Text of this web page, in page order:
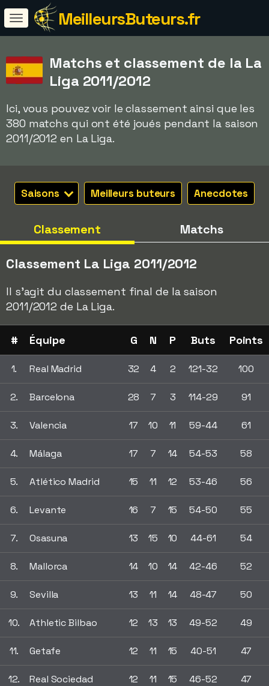
MeilleursButeurs.fr
Matchs et classement de la La
Liga 2011/2012
Ici, vous pouvez voir le classement ainsi que les
380 matchs qui ont été joués pendant la saison
2011/2012 en La Liga.
Saisons Meilleurs buteurs Anecdotes
Classement Matchs
Classement La Liga 2011/2012
Il s'agit du classement final de la saison
2011/2012 de La Liga.
# Équipe G N P Buts Points
1. Real Madrid 32 4 2 121-32 100
2. Barcelona 28 7 3 114-29 91
3. Valencia 17 10 11 59-44 61
4. Málaga 17 7 14 54-53 58
5. Atlético Madrid 15 11 12 53-46 56
6. Levante 16 7 15 54-50 55
7. Osasuna 13 15 10 44-61 54
8. Mallorca 14 10 14 42-46 52
9. Sevilla 13 11 14 48-47 50
10. Athletic Bilbao 12 13 13 49-52 49
11. Getafe 12 11 15 40-51 47
12. Real Sociedad 12 11 15 46-52 47